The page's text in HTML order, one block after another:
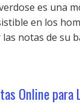
es una
en los
notas de su
Online para